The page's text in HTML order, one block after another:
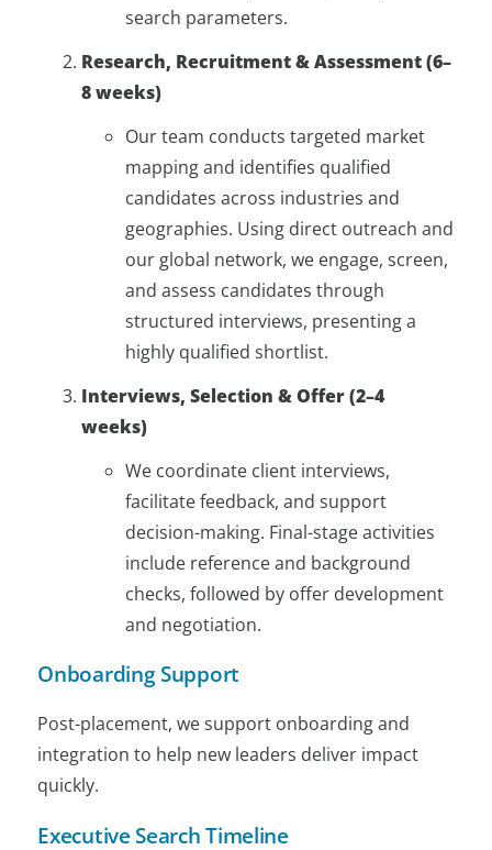
search parameters.
Research, Recruitment & Assessment (6–
8 weeks)
Our team conducts targeted market
mapping and identifies qualified
candidates across industries and
geographies. Using direct outreach and
our global network, we engage, screen,
and assess candidates through
structured interviews, presenting a
highly qualified shortlist.
Interviews, Selection & Offer (2–4
weeks)
We coordinate client interviews,
facilitate feedback, and support
decision-making. Final-stage activities
include reference and background
checks, followed by offer development
and negotiation.
Onboarding Support
Post-placement, we support onboarding and
integration to help new leaders deliver impact
quickly.
Executive Search Timeline